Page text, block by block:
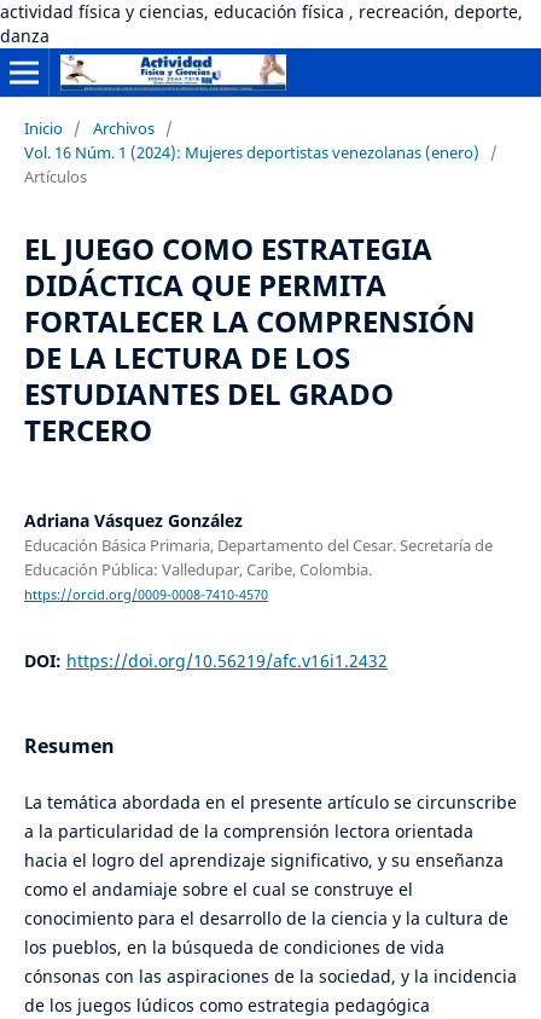
actividad física y ciencias, educación física , recreación, deporte,
danza
Inicio / Archivos /
Vol. 16 Núm. 1 (2024): Mujeres deportistas venezolanas (enero)
/
Artículos
EL JUEGO COMO ESTRATEGIA
DIDÁCTICA QUE PERMITA
FORTALECER LA COMPRENSIÓN
DE LA LECTURA DE LOS
ESTUDIANTES DEL GRADO
TERCERO
Adriana Vásquez González
Educación Básica Primaria, Departamento del Cesar. Secretaría de
Educación Pública: Valledupar, Caribe, Colombia.
https://orcid.org/0009-0008-7410-4570
DOI: https://doi.org/10.56219/afc.v16i1.2432
Resumen
La temática abordada en el presente artículo se circunscribe
a la particularidad de la comprensión lectora orientada
hacia el logro del aprendizaje significativo, y su enseñanza
como el andamiaje sobre el cual se construye el
conocimiento para el desarrollo de la ciencia y la cultura de
los pueblos, en la búsqueda de condiciones de vida
cónsonas con las aspiraciones de la sociedad, y la incidencia
de los juegos lúdicos como estrategia pedagógica